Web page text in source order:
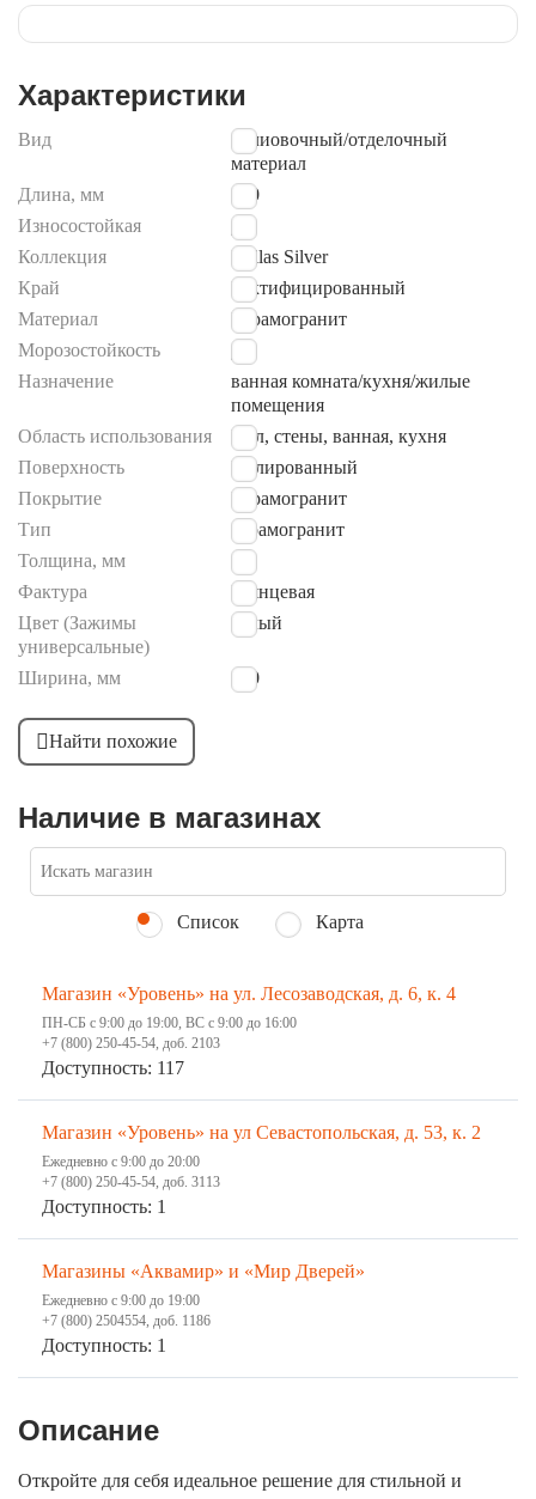
Характеристики
Вид
облиовочный/отделочный
материал
Длина, мм
600
Износостойкая
Да
Коллекция
Dallas Silver
Край
Ректифицированный
Материал
Керамогранит
Морозостойкость
Да
Назначение
ванная комната/кухня/жилые
помещения
Область использования
Пол, стены, ванная, кухня
Поверхность
Полированный
Покрытие
Керамогранит
Тип
керамогранит
Толщина, мм
8
Фактура
Глянцевая
Цвет (Зажимы
универсальные)
белый
Ширина, мм 600
Найти похожие
Наличие в магазинах
Список Карта
Магазин «Уровень» на ул. Лесозаводская, д. 6, к. 4
ПН-СБ с 9:00 до 19:00, ВС с 9:00 до 16:00
+7 (800) 250-45-54, доб. 2103
Доступность: 117
Магазин «Уровень» на ул Севастопольская, д. 53, к. 2
Ежедневно с 9:00 до 20:00
+7 (800) 250-45-54, доб. 3113
Доступность: 1
Магазины «Аквамир» и «Мир Дверей»
Ежедневно с 9:00 до 19:00
+7 (800) 2504554, доб. 1186
Доступность: 1
Описание
Откройте для себя идеальное решение для стильной и